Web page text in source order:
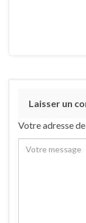
Laisser un
Votre adresse